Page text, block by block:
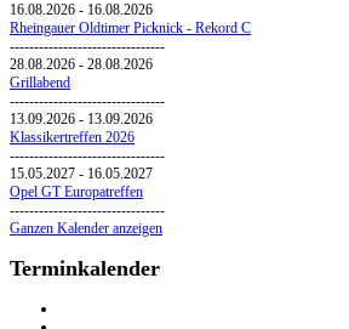
16.08.2026 - 16.08.2026
Rheingauer Oldtimer Picknick - Rekord C
--------------------------------
28.08.2026 - 28.08.2026
Grillabend
--------------------------------
13.09.2026 - 13.09.2026
Klassikertreffen 2026
--------------------------------
15.05.2027 - 16.05.2027
Opel GT Europatreffen
--------------------------------
Ganzen Kalender anzeigen
Terminkalender